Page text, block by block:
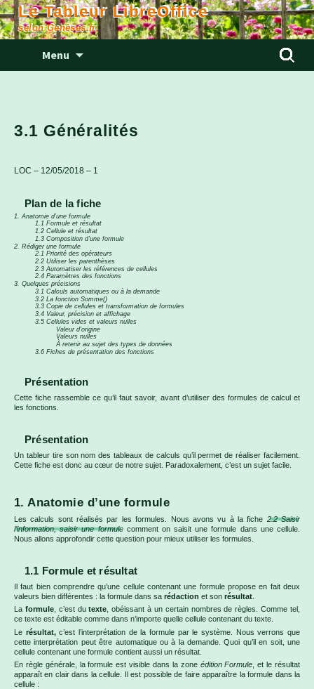
Le Tableur LibreOffice
selon Genèses.fr
Menu
3.1 Généralités
LOC – 12/05/2018 – 1
Plan de la fiche
1. Anatomie d’une formule
1.1 Formule et résultat
1.2 Cellule et résultat
1.3 Composition d’une formule
2. Rédiger une formule
2.1 Priorité des opérateurs
2.2 Utiliser les parenthèses
2.3 Automatiser les références de cellules
2.4 Paramètres des fonctions
3. Quelques précisions
3.1 Calculs automatiques ou à la demande
3.2 La fonction Somme()
3.3 Copie de cellules et transformation de formules
3.4 Valeur, précision et affichage
3.5 Cellules vides et valeurs nulles
Valeur d’origine
Valeurs nulles
À retenir au sujet des types de données
3.6 Fiches de présentation des fonctions
Présentation
Cette fiche rassemble ce qu’il faut savoir, avant d’utiliser des formules de calcul et
les fonctions.
Présentation
Un tableur tire son nom des tableaux de calculs qu’il permet de réaliser facilement.
Cette fiche est donc au cœur de notre sujet. Paradoxalement, c’est un sujet facile.
1. Anatomie d’une formule
Les calculs sont réalisés par les formules. Nous avons vu à la fiche 2.2 Saisir
l’information, saisir une formulecomment on saisit une formule dans une cellule.
Nous allons approfondir cette question pour mieux utiliser les formules.
1.1 Formule et résultat
Il faut bien comprendre qu’une cellule contenant une formule propose en fait deux
valeurs bien différentes : la formule dans sa rédaction et son résultat
La formule, c’est dutexte , obéissant à un certain nombres de règles. Comme tel,
ce texte est éditable comme dans n’importe quelle cellule contenant du texte.
Le résultat,c’est l’interprétation de la formule par le système. Nous verrons que
cette interprétation peut être automatique ou à la demande. Quoi qu’il en soit, une
cellule contenant une formule contient aussi un résultat.
En règle générale, la formule est visible dans la zone édition Formule , et le résultat
apparaît en clair dans la cellule. Il est possible de faire apparaître la formule dans la
cellule :